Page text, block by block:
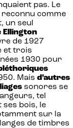
pas. Le
reconnu comme
un seul
Ellington
de 1927
et trois
1930 pour
Mais d’autres
sonores se
tel
ses bois, le
sur la
de timbres